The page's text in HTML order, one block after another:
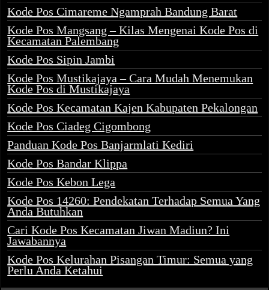
Kode Pos Cimareme Ngamprah Bandung Barat
Kode Pos Mangsang – Kilas Mengenai Kode Pos di
Kecamatan Palembang
Kode Pos Sipin Jambi
Kode Pos Mustikajaya – Cara Mudah Menemukan
Kode Pos di Mustikajaya
Kode Pos Kecamatan Kajen Kabupaten Pekalongan
Kode Pos Ciadeg Cigombong
Panduan Kode Pos Banjarmlati Kediri
Kode Pos Bandar Klippa
Kode Pos Kebon Lega
Kode Pos 14260: Pendekatan Terhadap Semua Yang
Anda Butuhkan
Cari Kode Pos Kecamatan Jiwan Madiun? Ini
Jawabannya
Kode Pos Kelurahan Pisangan Timur: Semua yang
Perlu Anda Ketahui